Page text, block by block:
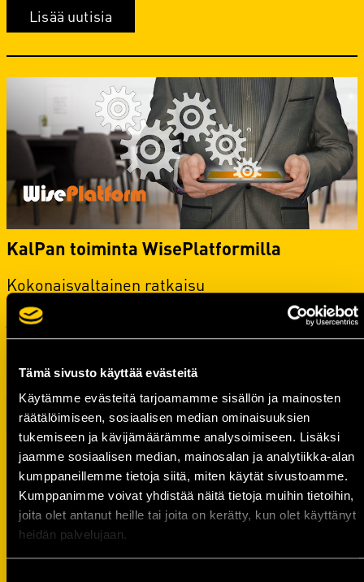
Tämä sivusto käyttää evästeitä
Käytämme evästeitä tarjoamamme sisällön ja mainosten
räätälöimiseen, sosiaalisen median ominaisuuksien
tukemiseen ja kävijämäärämme analysoimiseen. Lisäksi
jaamme sosiaalisen median, mainosalan ja analytiikka-alan
kumppaneillemme tietoja siitä, miten käytät sivustoamme.
Kumppanimme voivat yhdistää näitä tietoja muihin tietoihin,
joita olet antanut heille tai joita on kerätty, kun olet käyttänyt
heidän palvelujaan.
Lisää uutisia
KalPan toiminta WisePlatformilla
Kokonaisvaltainen ratkaisu
asiakkuudenhallintaan, myyntiin, markkinointiin
ja taloushallintoon. Kaikki helppokäyttöisesti
samassa järjestelmässä, samoilla logiikoilla ja
alueisiin!
Lue lisää
TILASTOT